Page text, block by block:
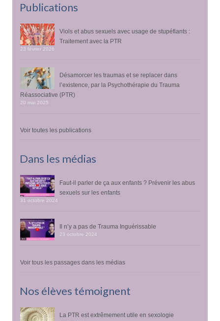
Publications
Viols et abus sexuels avec usage de stupéfiants :
Traitement avec la PTR
23 février 2026
Désamorcer les traumas et se replacer dans
l’existence, par la Psychothérapie du Trauma
Réassociative (PTR)
20 mai 2025
Voir toutes les publications
Dans les médias
Faut-il parler de ça aux enfants ? Prévenir les abus
sexuels sur les enfants
31 octobre 2024
Il n’y a pas de Trauma Inguérissable
23 octobre 2024
Voir tous les passages dans les médias
Nos élèves témoignent
La PTR est extrêmement utile en sexologie